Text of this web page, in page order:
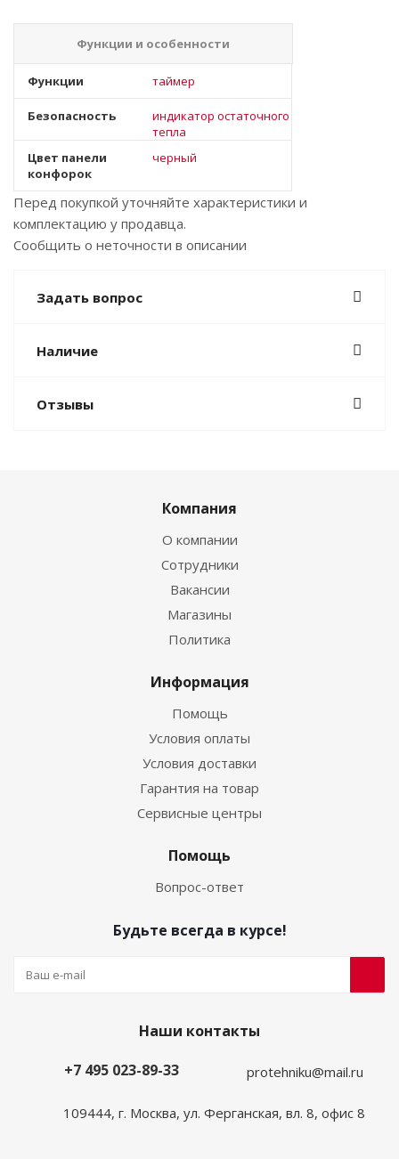
Функции и особенности
Функции таймер
Безопасность
индикатор остаточного
тепла
Цвет панели
конфорок
черный
Перед покупкой уточняйте характеристики и
комплектацию у продавца.
Сообщить о неточности в описании
Задать вопрос
Наличие
Отзывы
Компания
О компании
Сотрудники
Вакансии
Магазины
Политика
Информация
Помощь
Условия оплаты
Условия доставки
Гарантия на товар
Сервисные центры
Помощь
Вопрос-ответ
Будьте всегда в курсе!
Наши контакты
+7 495 023-89-33
protehniku@mail.ru
109444, г. Москва, ул. Ферганская, вл. 8, офис 8